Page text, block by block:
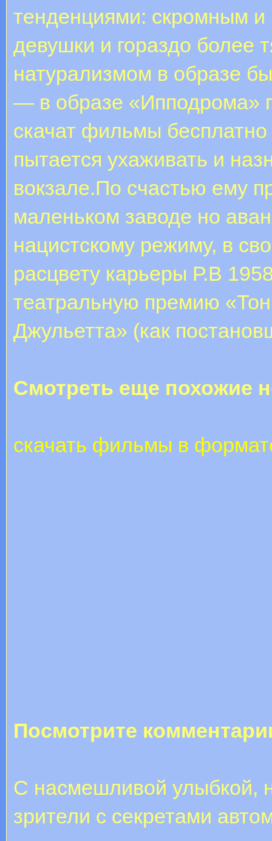
тенденциями: скромным
девушки и гораздо более
натурализмом в образе
— в образе «Ипподрома»
скачат фильмы
пытается ухаживать и
вокзале.По счастью ему
маленьком заводе но
нацистскому режиму, в
расцвету карьеры Р.В
театральную премию
Джульетта» (как
Смотреть еще похожие
скачать фильмы в
Посмотрите
С насмешливой улыбкой,
зрители с секретами